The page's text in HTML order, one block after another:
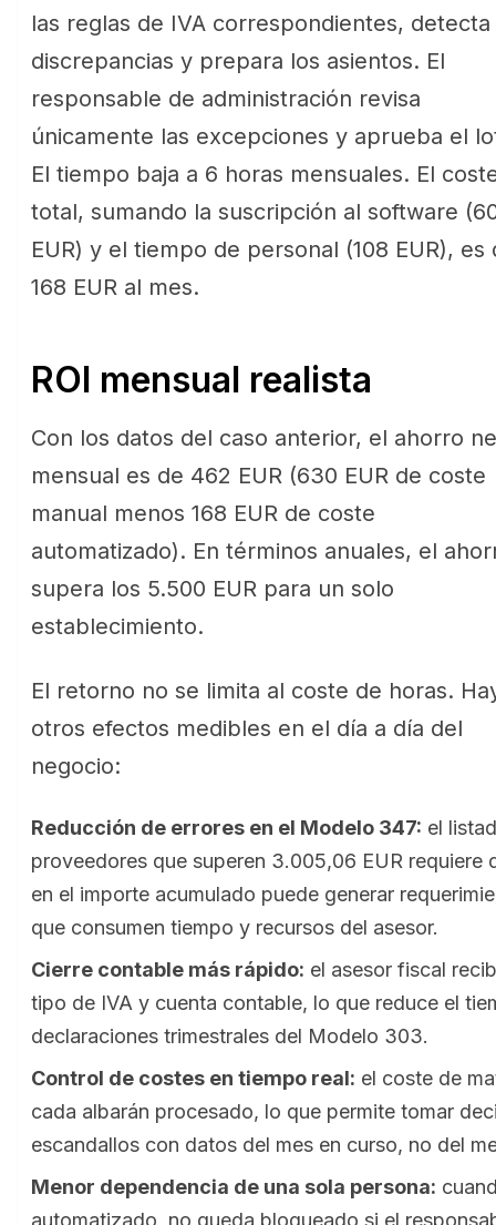
las reglas de IVA correspondientes, detecta
discrepancias y prepara los asientos. El
responsable de administración revisa
únicamente las excepciones y aprueba el
El tiempo baja a 6 horas mensuales. El
total, sumando la suscripción al software
EUR) y el tiempo de personal (108 EUR), es
168 EUR al mes.
ROI mensual realista
Con los datos del caso anterior, el ahorro
mensual es de 462 EUR (630 EUR de coste
manual menos 168 EUR de coste
automatizado). En términos anuales, el
supera los 5.500 EUR para un solo
establecimiento.
El retorno no se limita al coste de horas.
otros efectos medibles en el día a día del
negocio:
Reducción de errores en el Modelo 347: el
proveedores que superen 3.005,06 EUR requiere
en el importe acumulado puede generar
que consumen tiempo y recursos del asesor.
Cierre contable más rápido: el asesor fiscal
tipo de IVA y cuenta contable, lo que reduce el
declaraciones trimestrales del Modelo 303.
Control de costes en tiempo real: el coste de
cada albarán procesado, lo que permite tomar
escandallos con datos del mes en curso, no del
Menor dependencia de una sola persona:
automatizado, no queda bloqueado si el